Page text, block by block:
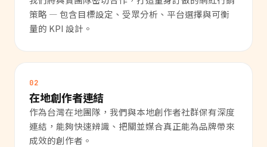
策略 — 包含目標設定、受眾分析、平台選擇與可衡
量的 KPI 設計。
02
在地創作者連結
作為台灣在地團隊，我們與本地創作者社群保有深度
連結，能夠快速辨識、把關並媒合真正能為品牌帶來
成效的創作者。